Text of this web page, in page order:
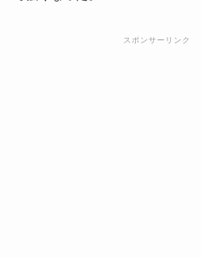
スポンサーリンク